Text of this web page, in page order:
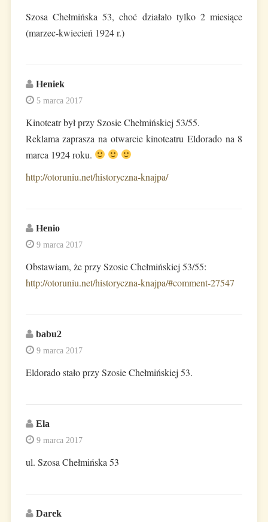
Szosa Chełmińska 53, choć działało tylko 2 miesiące
(marzec-kwiecień 1924 r.)
Heniek
5 marca 2017
Kinoteatr był przy Szosie Chełmińskiej 53/55.
Reklama zaprasza na otwarcie kinoteatru Eldorado na 8
marca 1924 roku.
http://otoruniu.net/historyczna-knajpa/
Henio
9 marca 2017
Obstawiam, że przy Szosie Chełmińskiej 53/55:
http://otoruniu.net/historyczna-knajpa/#comment-27547
babu2
9 marca 2017
Eldorado stało przy Szosie Chełmińskiej 53.
Ela
9 marca 2017
ul. Szosa Chełmińska 53
Darek